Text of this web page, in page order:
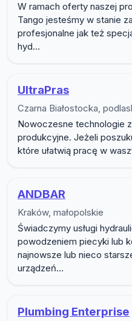
W ramach oferty naszej
Tango jesteśmy w stanie
profesjonalne jak też
hyd...
UltraPras
Czarna Białostocka,
Nowoczesne technologie
produkcyjne. Jeżeli
które ułatwią pracę w
ANDBAR
Kraków, małopolskie
Świadczymy usługi
powodzeniem piecyki lub
najnowsze lub nieco
urządzeń...
Plumbing Enterprise